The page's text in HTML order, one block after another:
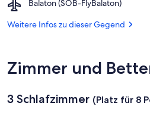
katholische
Geist-
Balaton (SOB-FlyBalaton)
Airport,
(SOB-
Weitere Infos zu dieser Gegend
Zimmer und
3 Schlafzimmer (Platz für 8